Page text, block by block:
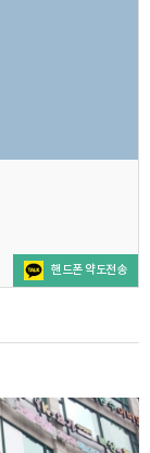
핸드폰 약도전송